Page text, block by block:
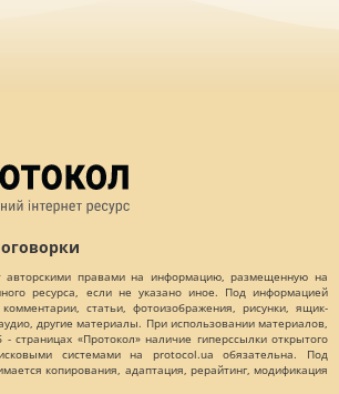
авторскими правами на информацию, размещенную на
ресурса, если не указано иное. Под информацией
статьи, фотоизображения, рисунки, ящик-
другие материалы. При использовании материалов,
страницах «Протокол» наличие гиперссылки открытого
системами на protocol.ua обязательна. Под
копирования, адаптация, рерайтинг, модификация